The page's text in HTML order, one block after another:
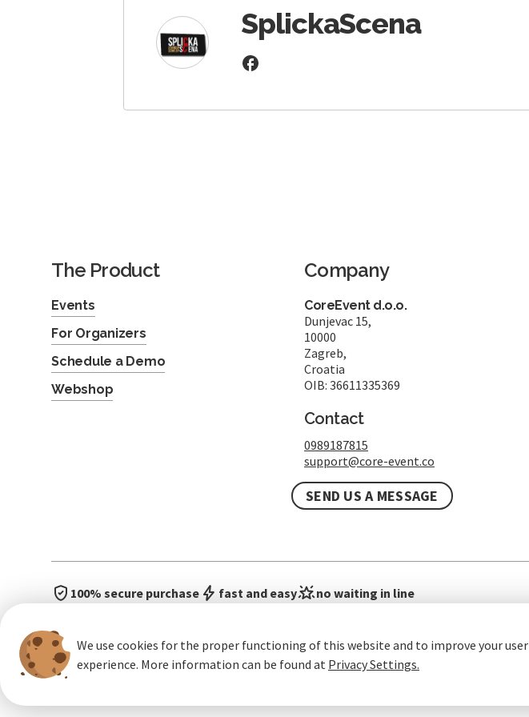
SplickaScena
We use cookies for the proper functioning of this website and to improve your user
experience. More information can be found at Privacy Settings.
The Product
Events
For Organizers
Schedule a Demo
Webshop
Company
CoreEvent d.o.o.
Dunjevac 15,
10000
Zagreb,
Croatia
OIB: 36611335369
Contact
0989187815
support@core-event.co
SEND US A MESSAGE
100% secure purchase fast and easy no waiting in line